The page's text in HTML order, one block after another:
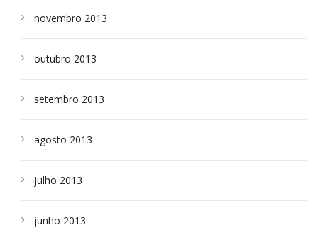
novembro 2013
outubro 2013
setembro 2013
agosto 2013
julho 2013
junho 2013